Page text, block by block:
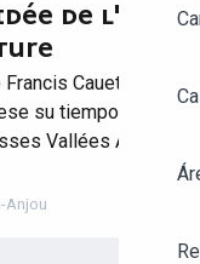
DE
Cauet,
su tiempo para
Vallées
Anjou